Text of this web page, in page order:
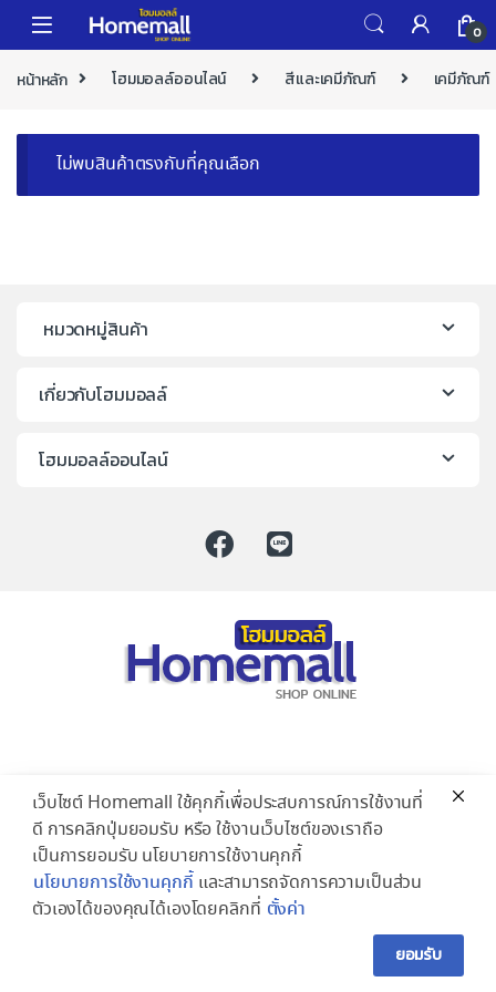
Skip to navigation
Skip to content
0
หน้าหลัก โฮมมอลล์ออนไลน์ สีและเคมีภัณฑ์ เคมีภัณฑ์
ไม่พบสินค้าตรงกับที่คุณเลือก
หมวดหมู่สินค้า
เกี่ยวกับโฮมมอลล์
โฮมมอลล์ออนไลน์
เว็บไซต์ Homemall ใช้คุกกี้เพื่อประสบการณ์การใช้งานที่
ดี การคลิกปุ่มยอมรับ หรือ ใช้งานเว็บไซต์ของเราถือ
เป็นการยอมรับ นโยบายการใช้งานคุกกี้
นโยบายการใช้งานคุกกี้ และสามารถจัดการความเป็นส่วน
ตัวเองได้ของคุณได้เองโดยคลิกที่ ตั้งค่า
ยอมรับ